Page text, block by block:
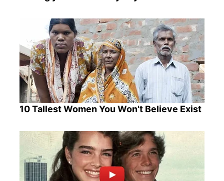
10 Tallest Women You Won't Believe Exist